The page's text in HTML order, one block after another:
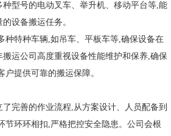
种型号的电动叉车、举升机、移动平台等,能
设备搬运任务。
种特种车辆,如吊车、平板车等,确保设备在
运公司高度重视设备性能维护和保养,确保
提供可靠的搬运保障。
完善的作业流程,从方案设计、人员配备到
节环环相扣,严格把控安全隐患。公司会根